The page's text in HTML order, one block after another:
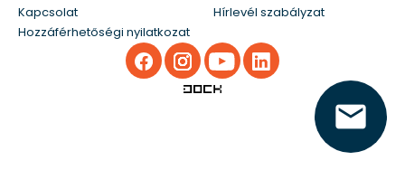
Kapcsolat
Hírlevél szabályzat
Hozzáférhetőségi nyilatkozat
